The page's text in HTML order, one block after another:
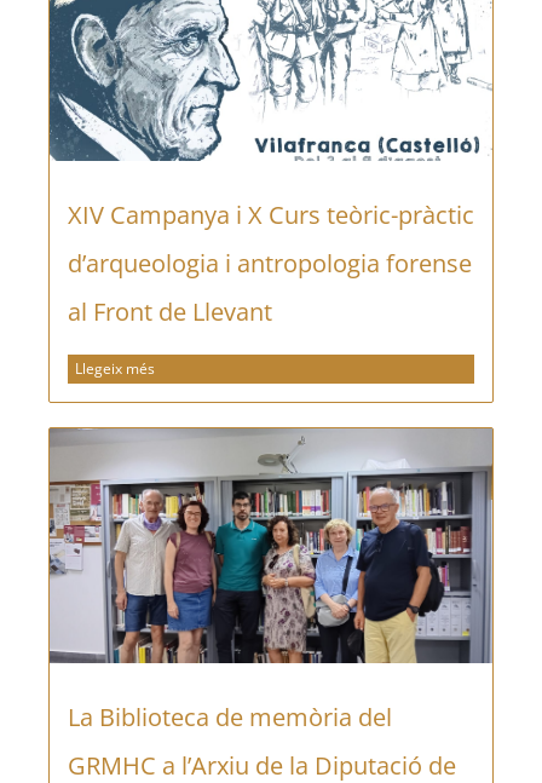
XIV Campanya i X Curs teòric-pràctic
d’arqueologia i antropologia forense
al Front de Llevant
Llegeix més
La Biblioteca de memòria del
GRMHC a l’Arxiu de la Diputació de